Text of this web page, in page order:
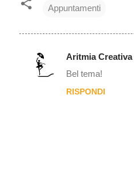
Appuntamenti
C
Aritmia Creativa
Bel tema!
RISPONDI